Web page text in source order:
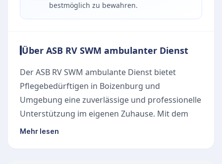
bestmöglich zu bewahren.
Über ASB RV SWM ambulanter Dienst
Der ASB RV SWM ambulante Dienst bietet
Pflegebedürftigen in Boizenburg und
Umgebung eine zuverlässige und professionelle
Unterstützung im eigenen Zuhause. Mit dem
Ziel, die Selbstständigkeit der Klienten so lange
Mehr lesen